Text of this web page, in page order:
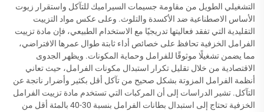
التشغيلي الطويل من مقاومة جسيمات السيراميك للتآكل واستقرار زيوت
الأساس الاصطناعية ضد الأكسدة والتلوث. وعلى عكس مواد التزييت
التقليدية التي تفقد فعاليتها تدريجيًا مع الاستخدام الطبيعي، فإن مادة تزييت
الفرامل الخزفية تحافظ على خصائص أداء ثابتة طوال عمرها الافتراضي،
مما يضمن تشغيلًا موثوقًا للفرامل وحماية المكونات. ويظهر الجدوى
الاقتصادية من خلال تقليل تكرار استبدال مكونات الفرامل، حيث تعاني
أنظمة الفرامل المزوتة بشكل صحيح من تآكل أقل بكثير وأضرار ناتجة عن
التآكل. تشير الدراسات إلى أن المركبات التي تستخدم مادة تزييت الفرامل
الخزفية تحتاج إلى استبدال بطانات الفرامل بنسبة 30-40 بالمئة أقل من